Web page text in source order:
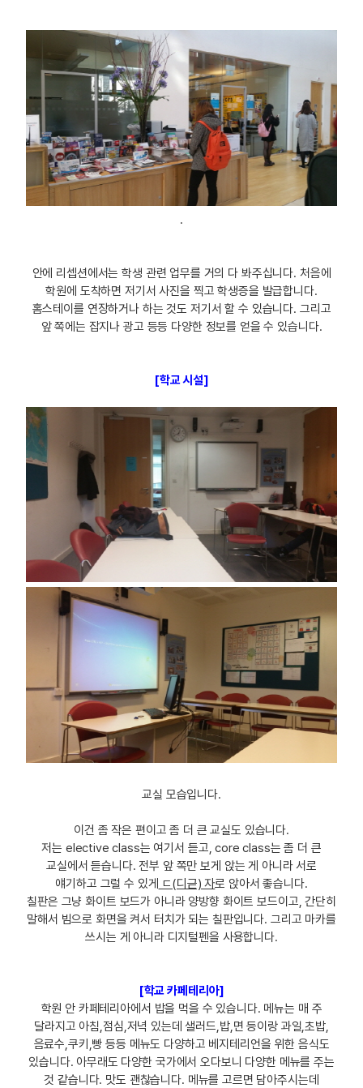
.
안에 리셉션에서는 학생 관련 업무를 거의 다 봐주십니다. 처음에
학원에 도착하면 저기서 사진을 찍고 학생증을 발급합니다.
홈스테이를 연장하거나 하는 것도 저기서 할 수 있습니다. 그리고
앞 쪽에는 잡지나 광고 등등 다양한 정보를 얻을 수 있습니다.
[학교 시설]
교실 모습입니다.
이건 좀 작은 편이고 좀 더 큰 교실도 있습니다.
저는 elective class는 여기서 듣고, core class는 좀 더 큰
교실에서 듣습니다. 전부 앞 쪽만 보게 앉는 게 아니라 서로
얘기하고 그럴 수 있게 ㄷ(디귿) 자로 앉아서 좋습니다.
칠판은 그냥 화이트 보드가 아니라 양방향 화이트 보드이고, 간단히
말해서 빔으로 화면을 켜서 터치가 되는 칠판입니다. 그리고 마카를
쓰시는 게 아니라 디지털펜을 사용합니다.
[학교 카페테리아]
학원 안 카페테리아에서 밥을 먹을 수 있습니다. 메뉴는 매 주
달라지고 아침,점심,저녁 있는데 샐러드,밥,면 등이랑 과일,초밥,
음료수,쿠키,빵 등등 메뉴도 다양하고 베지테리언을 위한 음식도
있습니다. 아무래도 다양한 국가에서 오다보니 다양한 메뉴를 주는
것 같습니다. 맛도 괜찮습니다. 메뉴를 고르면 담아주시는데